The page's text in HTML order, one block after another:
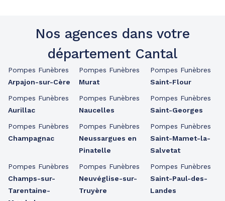
Nos agences dans votre
département Cantal
Pompes Funèbres
Arpajon-sur-Cère
Pompes Funèbres
Aurillac
Pompes Funèbres
Champagnac
Pompes Funèbres
Champs-sur-
Tarentaine-
Pompes Funèbres
Murat
Pompes Funèbres
Naucelles
Pompes Funèbres
Neussargues en
Pinatelle
Pompes Funèbres
Neuvéglise-sur-
Truyère
Pompes Funèbres
Saint-Flour
Pompes Funèbres
Saint-Georges
Pompes Funèbres
Saint-Mamet-la-
Salvetat
Pompes Funèbres
Saint-Paul-des-
Landes